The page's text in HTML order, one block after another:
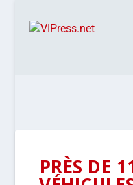
PRÈS DE